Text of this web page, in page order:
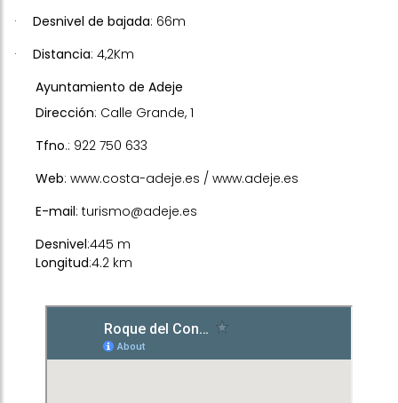
·
Desnivel de bajada: 66m
·
Distancia: 4,2Km
Ayuntamiento de Adeje
Dirección: Calle Grande, 1
Tfno.: 922 750 633
Web: www.costa-adeje.es / www.adeje.es
E-mail: turismo@adeje.es
Desnivel:445 m
Longitud:4.2 km